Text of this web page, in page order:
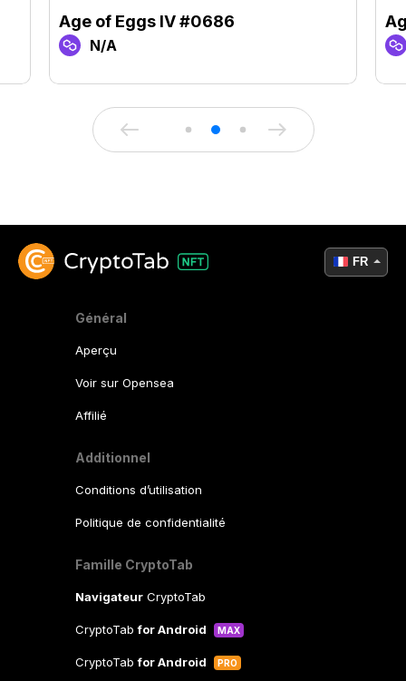
Age of Eggs IV #0686
N/A
Général
Aperçu
Voir sur Opensea
Affilié
Additionnel
Conditions d’utilisation
Politique de confidentialité
Famille CryptoTab
Navigateur CryptoTab
CryptoTabfor Android MAX
CryptoTabfor Android PRO
FR